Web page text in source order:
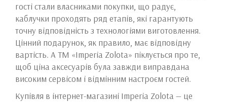
гості стали власниками покупки, що радує,
каблучки проходять ряд етапів, які гарантують
точну відповідність з технологіями виготовлення.
Цінний подарунок, як правило, має відповідну
вартість. А ТМ «Imperia Zolota» піклується про те,
щоб ціна аксесуарів була завжди виправдана
високим сервісом і відмінним настроєм гостей.
Купівля в інтернет-магазині Imperia Zolota — це